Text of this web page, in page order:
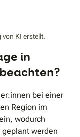
KI erstellt.
in
bei einer
Region im
wodurch
werden